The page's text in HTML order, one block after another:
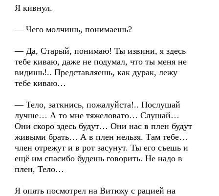
Я кивнул.
— Чего молчишь, понимаешь?
— Да, Старый, понимаю! Ты извини, я здесь
тебе киваю, даже не подумал, что ты меня не
видишь!.. Представляешь, как дурак, лежу
тебе киваю…
— Тело, заткнись, пожалуйста!.. Послушай
лучше… А то мне тяжеловато… Слушай…
Они скоро здесь будут… Они нас в плен будут
живыми брать… А в плен нельзя. Там тебе…
член отрежут и в рот засунут. Ты его съешь и
ещё им спасибо будешь говорить. Не надо в
плен, Тело…
Я опять посмотрел на Витюху с рацией на